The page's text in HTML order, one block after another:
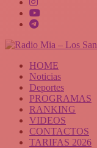
HOME
Noticias
Deportes
PROGRAMAS
RANKING
VIDEOS
CONTACTOS
TARIFAS 2026